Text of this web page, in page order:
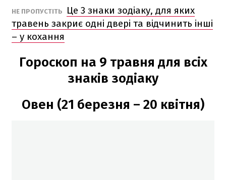
НЕ ПРОПУСТІТЬ
Це 3 знаки зодіаку, для яких
травень закриє одні двері та відчинить інші
– у кохання
Гороскоп на 9 травня для всіх
знаків зодіаку
Овен (21 березня – 20 квітня)